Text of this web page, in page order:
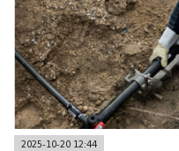
2025-10-20 12:44